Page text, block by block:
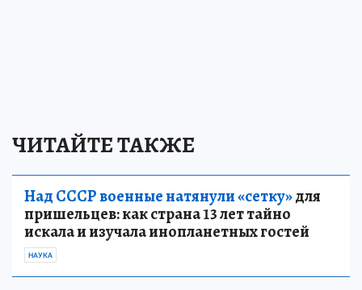
ЧИТАЙТЕ ТАКЖЕ
Над СССР военные натянули «сетку»для
пришельцев: как страна 13 лет тайно
искала и изучала инопланетных гостей
НАУКА